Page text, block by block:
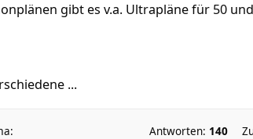
gibt es v.a. Ultrapläne für 50
...
Antworten: 140